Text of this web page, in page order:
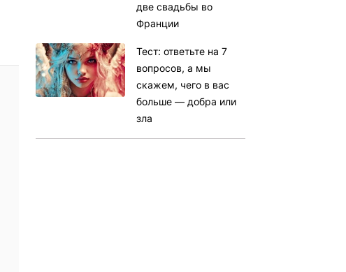
две свадьбы во
Франции
Тест: ответьте на 7
вопросов, а мы
скажем, чего в вас
больше — добра или
зла